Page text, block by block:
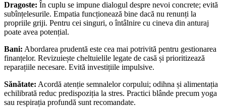
Dragoste: În cuplu se impune dialogul despre nevoi concrete; evită
subînțelesurile. Empatia funcționează bine dacă nu renunți la
propriile griji. Pentru cei singuri, o întâlnire cu cineva din anturaj
poate avea potențial.
Bani: Abordarea prudentă este cea mai potrivită pentru gestionarea
finanțelor. Revizuiește cheltuielile legate de casă și prioritizează
reparațiile necesare. Evită investițiile impulsive.
Sănătate: Acordă atenție semnalelor corpului; odihna și alimentația
echilibrată reduc predispoziția la stres. Practici blânde precum yoga
sau respirația profundă sunt recomandate.